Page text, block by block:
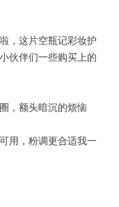
，这片空瓶记彩妆护
伙伴们一些购买上的
，额头暗沉的烦恼
用，粉调更合适我一